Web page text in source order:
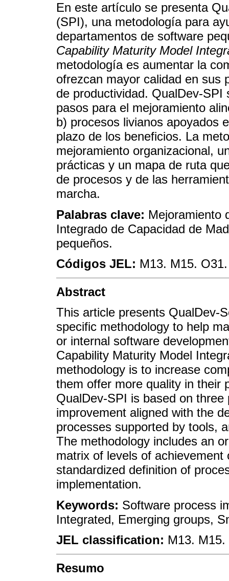
En este artículo se presenta
(SPI), una metodología para
departamentos de software
Capability Maturity Model
metodología es aumentar la
ofrezcan mayor calidad en sus
de productividad. QualDev-
pasos para el mejoramiento
b) procesos livianos apoyados
plazo de los beneficios. La
mejoramiento organizacional,
prácticas y un mapa de ruta
de procesos y de las
marcha.
Palabras clave: Mejoramiento
Integrado de Capacidad de
pequeños.
Códigos JEL: M13. M15. O31.
Abstract
This article presents QualDev-
specific methodology to help
or internal software
Capability Maturity Model
methodology is to increase
them offer more quality in their
QualDev-SPI is based on
improvement aligned with the
processes supported by tools,
The methodology includes an
matrix of levels of
standardized definition of
implementation.
Keywords: Software process
Integrated, Emerging groups,
JEL classification: M13. M15.
Resumo